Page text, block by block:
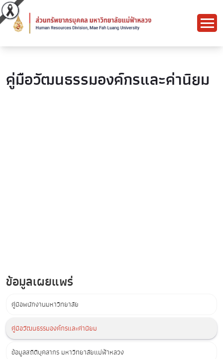
คู่มือวัฒนธรรมองค์กรและค่านิยม
ข้อมูลเผยแพร่
คู่มือพนักงานมหาวิทยาลัย
คู่มือวัฒนธรรมองค์กรและค่านิยม
ข้อมูลสถิติบุคลากร มหาวิทยาลัยแม่ฟ้าหลวง